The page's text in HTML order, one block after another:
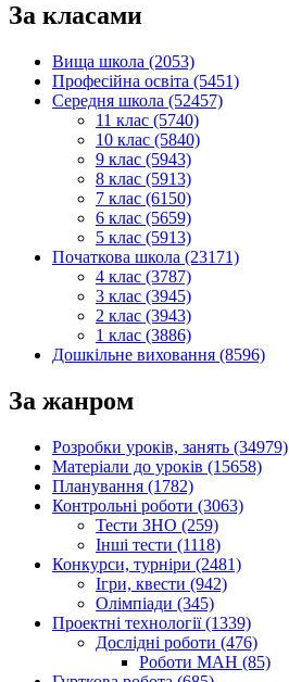
За класами
Вища школа (2053)
Професійна освіта (5451)
Середня школа (52457)
11 клас (5740)
10 клас (5840)
9 клас (5943)
8 клас (5913)
7 клас (6150)
6 клас (5659)
5 клас (5913)
Початкова школа (23171)
4 клас (3787)
3 клас (3945)
2 клас (3943)
1 клас (3886)
Дошкільне виховання (8596)
За жанром
Розробки уроків, занять (34979)
Матеріали до уроків (15658)
Планування (1782)
Контрольні роботи (3063)
Тести ЗНО (259)
Інші тести (1118)
Конкурси, турніри (2481)
Ігри, квести (942)
Олімпіади (345)
Проектні технології (1339)
Дослідні роботи (476)
Роботи МАН (85)